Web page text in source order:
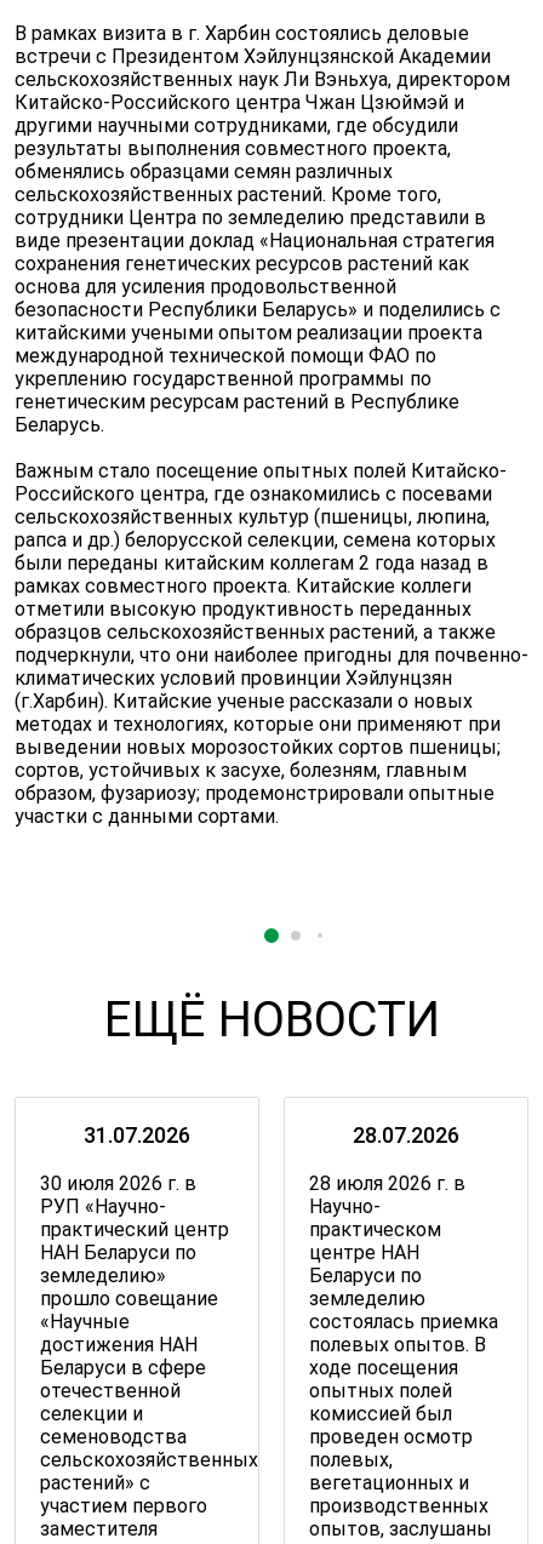
В рамках визита в г. Харбин состоялись деловые
встречи с Президентом Хэйлунцзянской Академии
сельскохозяйственных наук Ли Вэньхуа, директором
Китайско-Российского центра Чжан Цзюймэй и
другими научными сотрудниками, где обсудили
результаты выполнения совместного проекта,
обменялись образцами семян различных
сельскохозяйственных растений. Кроме того,
сотрудники Центра по земледелию представили в
виде презентации доклад «Национальная стратегия
сохранения генетических ресурсов растений как
основа для усиления продовольственной
безопасности Республики Беларусь» и поделились с
китайскими учеными опытом реализации проекта
международной технической помощи ФАО по
укреплению государственной программы по
генетическим ресурсам растений в Республике
Беларусь.
Важным стало посещение опытных полей Китайско-
Российского центра, где ознакомились с посевами
сельскохозяйственных культур (пшеницы, люпина,
рапса и др.) белорусской селекции, семена которых
были переданы китайским коллегам 2 года назад в
рамках совместного проекта. Китайские коллеги
отметили высокую продуктивность переданных
образцов сельскохозяйственных растений, а также
подчеркнули, что они наиболее пригодны для почвенно-
климатических условий провинции Хэйлунцзян
(г.Харбин). Китайские ученые рассказали о новых
методах и технологиях, которые они применяют при
выведении новых морозостойких сортов пшеницы;
сортов, устойчивых к засухе, болезням, главным
образом, фузариозу; продемонстрировали опытные
участки с данными сортами.
ЕЩЁ НОВОСТИ
31.07.2026
30 июля 2026 г. в
РУП «Научно-
практический центр
НАН Беларуси по
земледелию»
прошло совещание
«Научные
достижения НАН
Беларуси в сфере
отечественной
селекции и
семеноводства
сельскохозяйственных
растений» с
участием первого
заместителя
28.07.2026
28 июля 2026 г. в
Научно-
практическом
центре НАН
Беларуси по
земледелию
состоялась приемка
полевых опытов. В
ходе посещения
опытных полей
комиссией был
проведен осмотр
полевых,
вегетационных и
производственных
опытов, заслушаны